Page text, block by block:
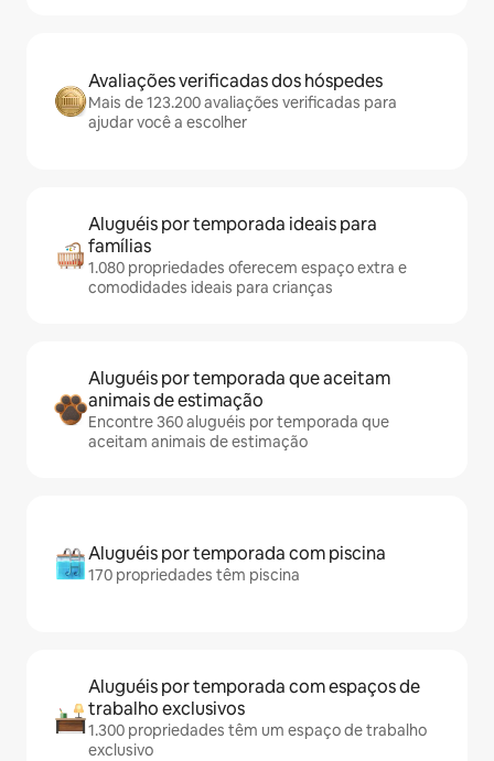
Avaliações verificadas dos hóspedes
Mais de 123.200 avaliações verificadas para
ajudar você a escolher
Aluguéis por temporada ideais para
famílias
1.080 propriedades oferecem espaço extra e
comodidades ideais para crianças
Aluguéis por temporada que aceitam
animais de estimação
Encontre 360 aluguéis por temporada que
aceitam animais de estimação
Aluguéis por temporada com piscina
170 propriedades têm piscina
Aluguéis por temporada com espaços de
trabalho exclusivos
1.300 propriedades têm um espaço de trabalho
exclusivo